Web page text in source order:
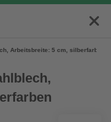
Arbeitsbreite: 5 cm, silberfarben